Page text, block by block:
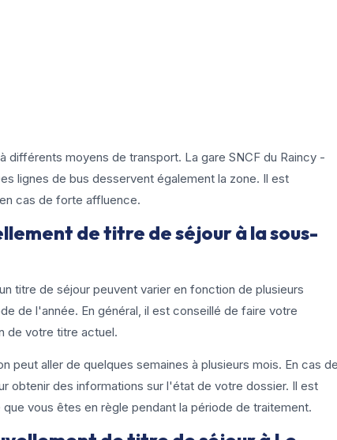
moyens de transport. La gare SNCF du Raincy -
lignes de bus desservent également la zone. Il est
cas de forte affluence.
de titre de séjour à la sous-
titre de séjour peuvent varier en fonction de plusieurs
de l'année. En général, il est conseillé de faire votre
de votre titre actuel.
peut aller de quelques semaines à plusieurs mois. En cas
obtenir des informations sur l'état de votre dossier. Il est
vous êtes en règle pendant la période de traitement.